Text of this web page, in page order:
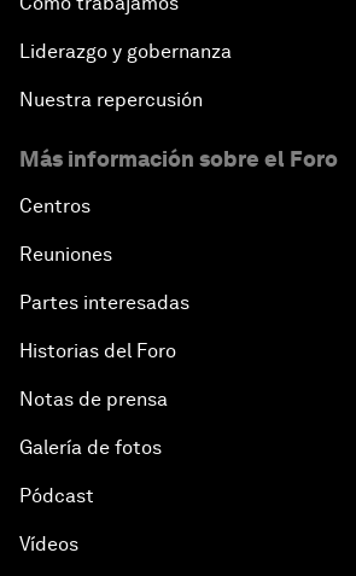
Liderazgo y gobernanza
Nuestra repercusión
Más información sobre el Foro
Centros
Reuniones
Partes interesadas
Historias del Foro
Notas de prensa
Galería de fotos
Pódcast
Vídeos